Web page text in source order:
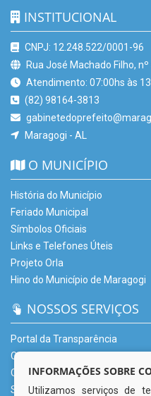
INSTITUCIONAL
CNPJ: 12.248.522/0001-96
Rua José Machado Filho,
Atendimento: 07:00hs às
(82) 98164-3813
Maragogi - AL
O MUNICÍPIO
História do Município
Feriado Municipal
Símbolos Oficiais
Links e Telefones Úteis
Projeto Orla
Hino do Município de Maragogi
NOSSOS SERVIÇOS
Portal da Transparência
Carta de Serviços – CSU
Ouvidoria Municipal
Serviço de Informação ao
INFORMAÇÕES SOBRE
Utilizamos serviços de